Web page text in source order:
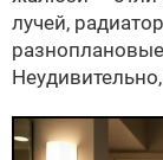
лучей,